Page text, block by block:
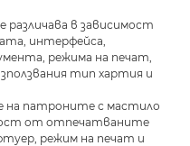
в зависимост
интерфейса,
режима на печат,
тип хартия и
патроните с мастило
от отпечатваните
режим на печат и